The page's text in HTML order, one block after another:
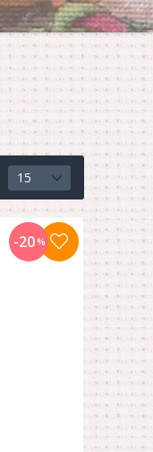
15
-20%